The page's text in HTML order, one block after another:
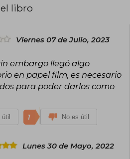
importante amistad con Julio
con una sobredosis de seconal.
como la última poeta
libro
Viernes 07 de Julio, 2023
embargo llegó algo
en papel film, es necesario
para poder darlos como
1 No es útil
Lunes 30 de Mayo, 2022